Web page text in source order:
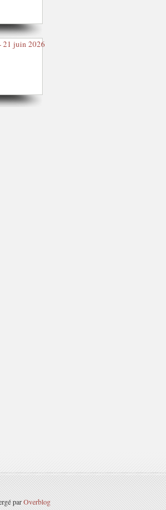
parOverblog